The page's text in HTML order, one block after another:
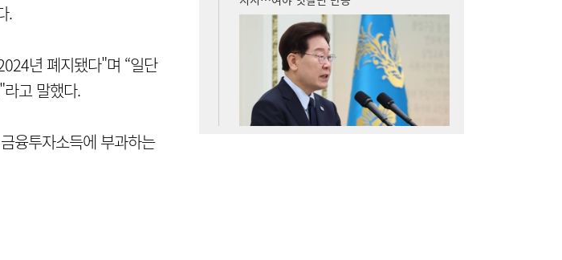
.
년 폐지됐다"며 “일단
고 말했다.
융투자소득에 부과하는
김민석 “갈등 제로” vs 정청래 “한 번 배신하
면 또”…제주서 난타전